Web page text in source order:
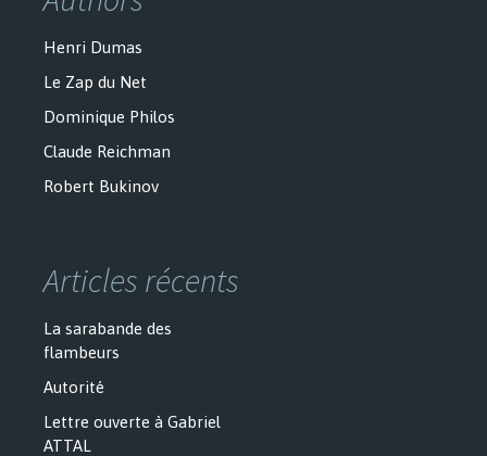
Henri Dumas
Le Zap du Net
Dominique Philos
Claude Reichman
Robert Bukinov
Articles récents
La sarabande des
flambeurs
Autorité
Lettre ouverte à Gabriel
ATTAL